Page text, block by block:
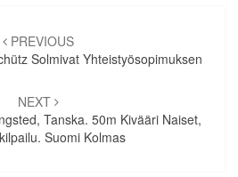
PREVIOUS
Solmivat Yhteistyösopimuksen
NEXT
Tanska. 50m Kivääri Naiset,
Suomi Kolmas